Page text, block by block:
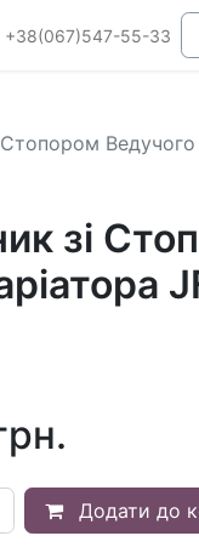
+38(067)547-55-33
Ведучого
зі
Додати до